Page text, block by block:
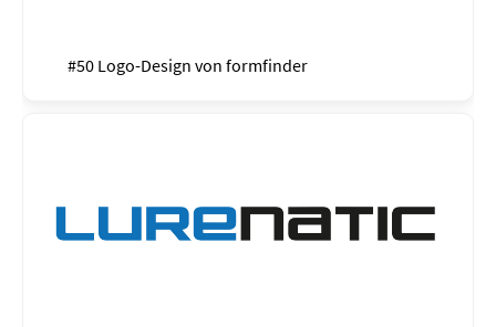
#50 Logo-Design von formfinder